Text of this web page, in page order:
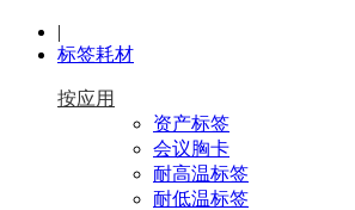
|
标签耗材
按应用
资产标签
会议胸卡
耐高温标签
耐低温标签